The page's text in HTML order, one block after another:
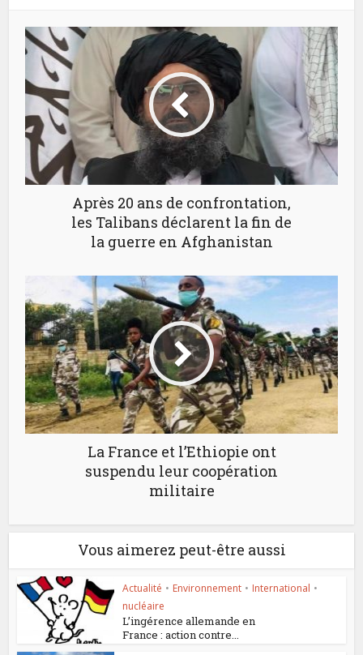
Après 20 ans de confrontation,
les Talibans déclarent la fin de
la guerre en Afghanistan
La France et l’Ethiopie ont
suspendu leur coopération
militaire
Vous aimerez peut-être aussi
Actualité • Environnement • International •
nucléaire
L’ingérence allemande en
France : action contre...